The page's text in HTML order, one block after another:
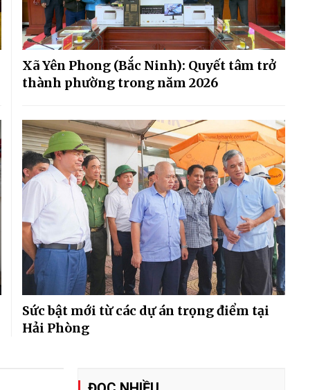
Xã Yên Phong (Bắc Ninh): Quyết tâm trở
thành phường trong năm 2026
Sức bật mới từ các dự án trọng điểm tại
Hải Phòng